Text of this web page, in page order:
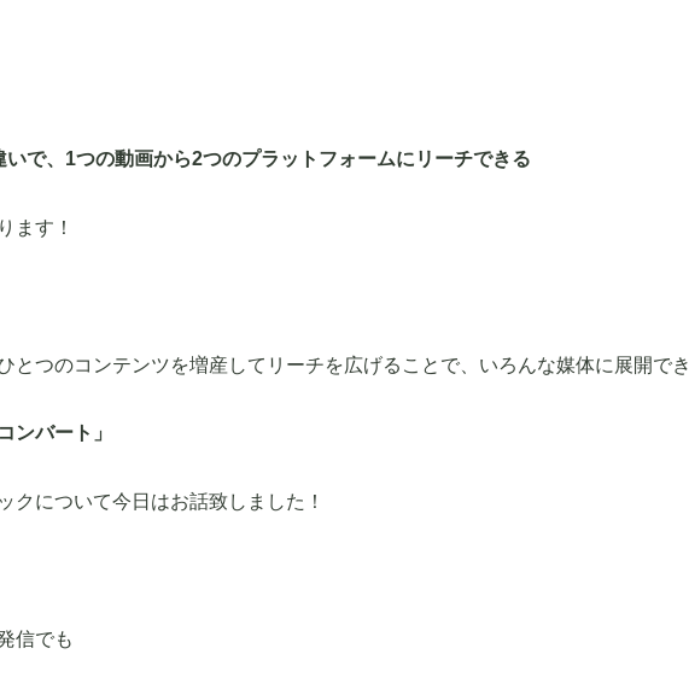
いで、1つの動画から2つのプラットフォームにリーチできる
ます！
とつのコンテンツを増産してリーチを広げることで、いろんな媒体に展開で
ンバート」
クについて今日はお話致しました！
信でも